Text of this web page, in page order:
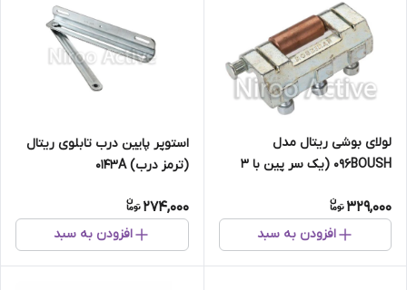
لولای بوشی ریتال مدل
۰۹۶BOUSH (یک سر پین با ۳
329,000
افزودن به سبد
استوپر پایین درب تابلوی ریتال
(ترمز درب) ۰۱۴۳A
274,000
افزودن به سبد